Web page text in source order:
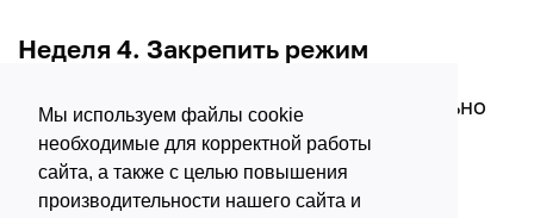
Мы используем файлы cookie
необходимые для корректной работы
сайта, а также с целью повышения
производительности нашего сайта и
Неделя 4. Закрепить режим
Цель четвертой недели понять, что реально
подходит именно вам. Что сделать:
выбрать 5-7 блюд, которые легко